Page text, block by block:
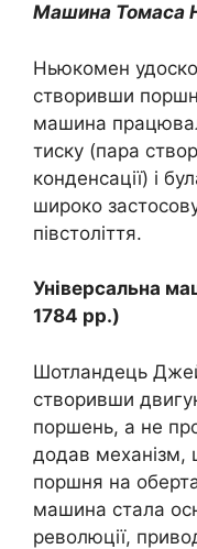
Машина Томаса
Ньюкомен
створивши
машина
тиску (пара
конденсації) і
широко
півстоліття.
Універсальна
1784 рр.)
Шотландець
створивши
поршень, а не
додав механізм,
поршня на
машина стала
революції,